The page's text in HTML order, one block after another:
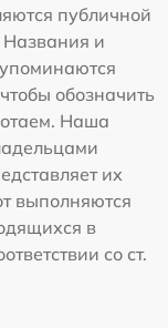
публичной
Названия и
обозначить
Наша
их
выполняются
в
со ст.